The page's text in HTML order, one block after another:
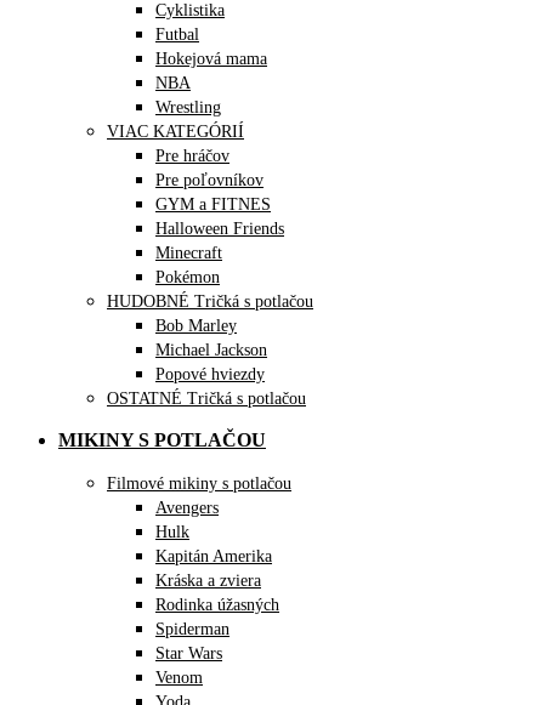
Cyklistika
Futbal
Hokejová mama
NBA
Wrestling
VIAC KATEGÓRIÍ
Pre hráčov
Pre poľovníkov
GYM a FITNES
Halloween Friends
Minecraft
Pokémon
HUDOBNÉ Tričká s potlačou
Bob Marley
Michael Jackson
Popové hviezdy
OSTATNÉ Tričká s potlačou
MIKINY S POTLAČOU
Filmové mikiny s potlačou
Avengers
Hulk
Kapitán Amerika
Kráska a zviera
Rodinka úžasných
Spiderman
Star Wars
Venom